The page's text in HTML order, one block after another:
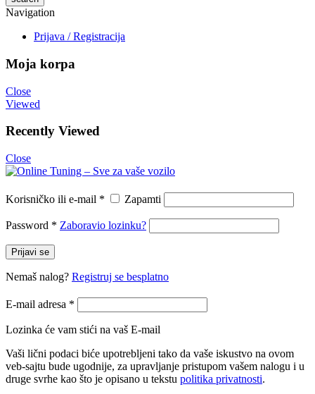
Navigation
Prijava / Registracija
Moja korpa
Close
Viewed
Recently Viewed
Close
Korisničko ili e-mail * Zapamti
Password * Zaboravio lozinku?
Prijavi se
Nemaš nalog? Registruj se besplatno
E-mail adresa *
Lozinka će vam stići na vaš E-mail
Vaši lični podaci biće upotrebljeni tako da vaše iskustvo na ovom
veb-sajtu bude ugodnije, za upravljanje pristupom vašem nalogu i u
druge svrhe kao što je opisano u tekstu politika privatnosti.